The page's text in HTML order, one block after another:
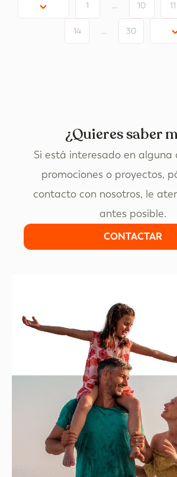
1 … 10 11
14 … 30
¿Quieres saber
Si está interesado en alguna
promociones o proyectos,
contacto con nosotros, le
antes posible.
CONTACTAR